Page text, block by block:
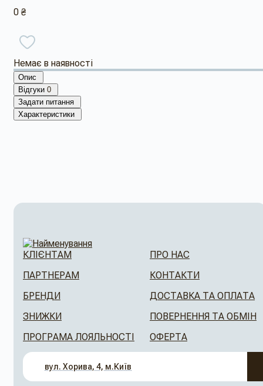
0 ₴
Немає в наявності
Опис
Відгуки 0
Задати питання
Характеристики
КЛІЄНТАМ
ПАРТНЕРАМ
БРЕНДИ
ЗНИЖКИ
ПРОГРАМА ЛОЯЛЬНОСТІ
ПРО НАС
КОНТАКТИ
ДОСТАВКА ТА ОПЛАТА
ПОВЕРНЕННЯ ТА ОБМІН
ОФЕРТА
вул. Хорива, 4, м.Київ